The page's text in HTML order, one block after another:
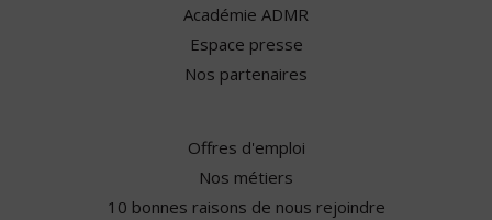
Académie ADMR
Espace presse
Nos partenaires
Offres d'emploi
Nos métiers
10 bonnes raisons de nous rejoindre